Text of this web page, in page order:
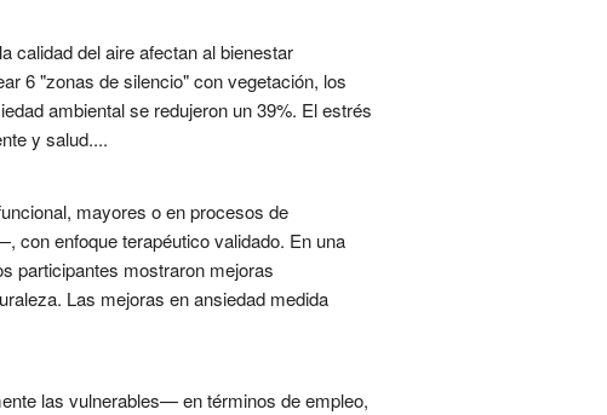
calidad del aire afectan al bienestar
6 "zonas de silencio" con vegetación, los
ambiental se redujeron un 39%. El estrés
y salud....
mayores o en procesos de
con enfoque terapéutico validado. En una
participantes mostraron mejoras
Las mejoras en ansiedad medida
las vulnerables— en términos de empleo,